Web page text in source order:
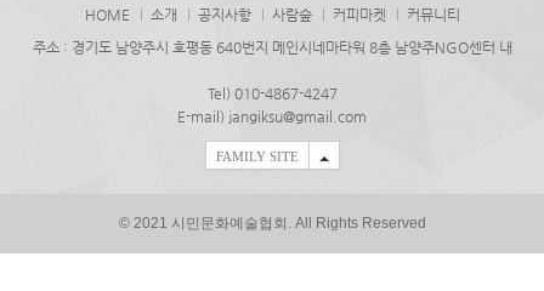
HOME 소개 공지사항 사람숲 커피마켓
커뮤니티
주소 : 경기도 남양주시 호평동 640번지 메인시네마타워 8층 남양주NGO센터 내
Tel) 010-4867-4247
E-mail) jangiksu@gmail.com
FAMILY SITE
© 2021 시민문화예술협회. All Rights Reserved